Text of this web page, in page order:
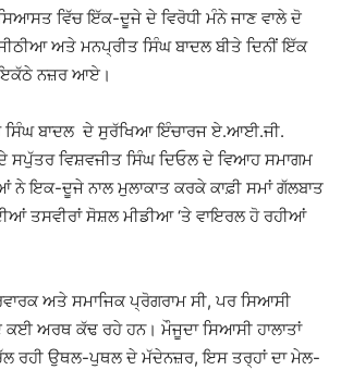
ਵਿੱਚ ਇੱਕ-ਦੂਜੇ ਦੇ ਵਿਰੋਧੀ ਮੰਨੇ ਜਾਣ ਵਾਲੇ ਦੋ
ਅਤੇ ਮਨਪ੍ਰੀਤ ਸਿੰਘ ਬਾਦਲ ਬੀਤੇ ਦਿਨੀਂ ਇੱਕ
ਇਕੱਠੇ ਨਜ਼ਰ ਆਏ।
ਸਿੰਘ ਬਾਦਲ ਦੇ ਸੁਰੱਖਿਆ ਇੰਚਾਰਜ ਏ.ਆਈ.ਜੀ.
ਸਪੁੱਤਰ ਵਿਸ਼ਵਜੀਤ ਸਿੰਘ ਦਿਓਲ ਦੇ ਵਿਆਹ ਸਮਾਗਮ
ਇਕ-ਦੂਜੇ ਨਾਲ ਮੁਲਾਕਾਤ ਕਰਕੇ ਕਾਫ਼ੀ ਸਮਾਂ ਗੱਲਬਾਤ
ਤਸਵੀਰਾਂ ਸੋਸ਼ਲ ਮੀਡੀਆ ‘ਤੇ ਵਾਇਰਲ ਹੋ ਰਹੀਆਂ
ਅਤੇ ਸਮਾਜਿਕ ਪ੍ਰੋਗਰਾਮ ਸੀ, ਪਰ ਸਿਆਸੀ
ਕਈ ਅਰਥ ਕੱਢ ਰਹੇ ਹਨ। ਮੌਜੂਦਾ ਸਿਆਸੀ ਹਾਲਾਤਾਂ
ਰਹੀ ਉਥਲ-ਪੁਥਲ ਦੇ ਮੱਦੇਨਜ਼ਰ, ਇਸ ਤਰ੍ਹਾਂ ਦਾ ਮੇਲ-